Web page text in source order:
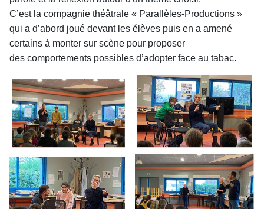
C’est la compagnie théâtrale « Parallèles-Productions »
qui a d’abord joué devant les élèves puis en a amené
certains à monter sur scène pour proposer
des comportements possibles d’adopter face au tabac.